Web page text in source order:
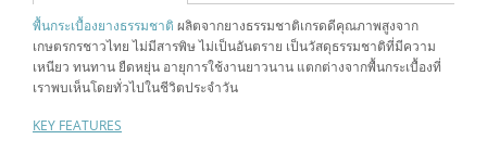
พื้นกระเบื้องยางธรรมชาติ ผลิตจากยางธรรมชาติเกรดดีคุณภาพสูงจาก
เกษตรกรชาวไทย ไม่มีสารพิษ ไม่เป็นอันตราย เป็นวัสดุธรรมชาติที่มีความ
เหนียว ทนทาน ยืดหยุ่น อายุการใช้งานยาวนาน แตกต่างจากพื้นกระเบื้องที่
เราพบเห็นโดยทั่วไปในชีวิตประจำวัน
KEY FEATURES